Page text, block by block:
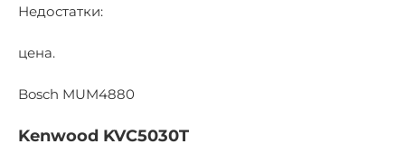
Недостатки:
цена.
Bosch MUM4880
Kenwood KVC5030T